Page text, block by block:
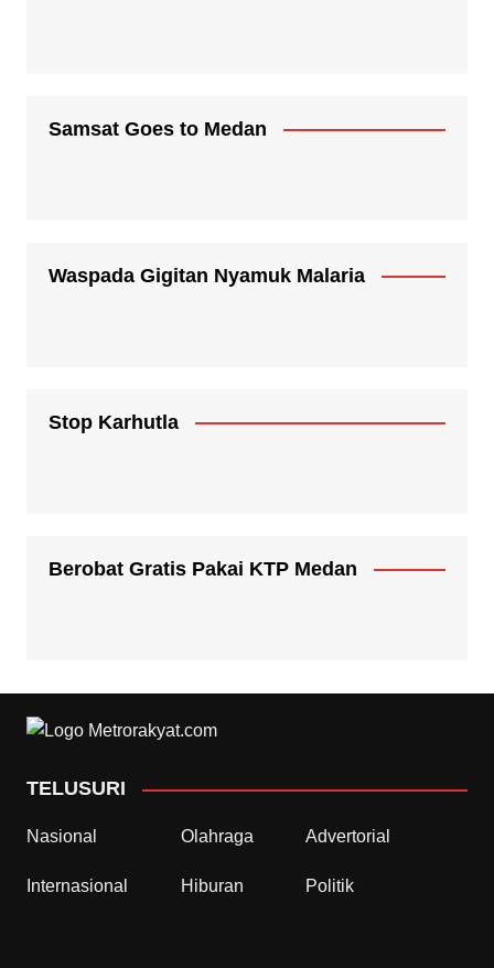
Samsat Goes to Medan
Waspada Gigitan Nyamuk Malaria
Stop Karhutla
Berobat Gratis Pakai KTP Medan
TELUSURI
Nasional Olahraga Advertorial
Internasional Hiburan Politik